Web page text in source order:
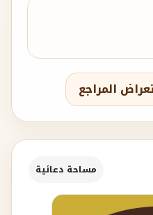
المراجع
مساحة دعائية